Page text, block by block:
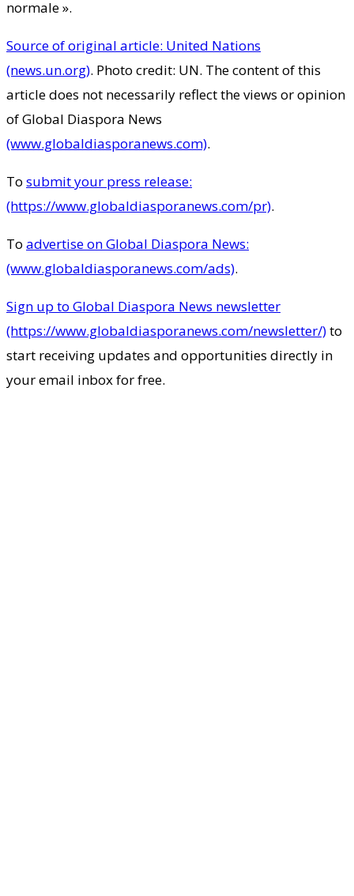
normale ».
Source of original article: United Nations
(news.un.org). Photo credit: UN. The content of this
article does not necessarily reflect the views or opinion
of Global Diaspora News
(www.globaldiasporanews.com).
To submit your press release:
(https://www.globaldiasporanews.com/pr).
To advertise on Global Diaspora News:
(www.globaldiasporanews.com/ads).
Sign up to Global Diaspora News newsletter
(https://www.globaldiasporanews.com/newsletter/)to
start receiving updates and opportunities directly in
your email inbox for free.